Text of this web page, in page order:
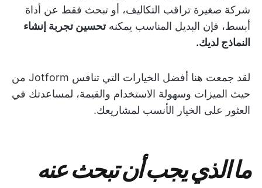
شركة صغيرة تراقب التكاليف، أو تبحث فقط عن أداة
أبسط، فإن البديل المناسب يمكنهتحسين تجربة إنشاء
النماذج لديك.
لقد جمعت هنا أفضل الخيارات التي تنافس Jotform من
حيث الميزات وسهولة الاستخدام والقيمة، لمساعدتك في
العثور على الخيار الأنسب لمشاريعك.
ما الذي يجب أن تبحث عنه